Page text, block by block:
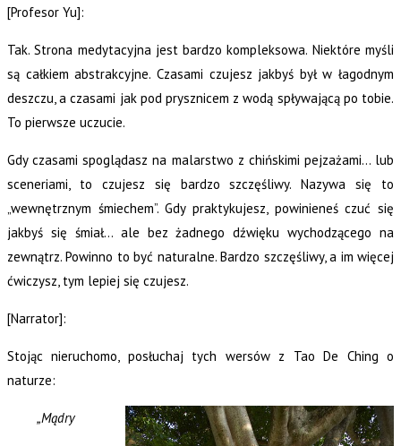
[Profesor Yu]:
Tak. Strona medytacyjna jest bardzo kompleksowa. Niektóre myśli
są całkiem abstrakcyjne. Czasami czujesz jakbyś był w łagodnym
deszczu, a czasami jak pod prysznicem z wodą spływającą po tobie.
To pierwsze uczucie.
Gdy czasami spoglądasz na malarstwo z chińskimi pejzażami… lub
sceneriami, to czujesz się bardzo szczęśliwy. Nazywa się to
„wewnętrznym śmiechem”. Gdy praktykujesz, powinieneś czuć się
jakbyś się śmiał… ale bez żadnego dźwięku wychodzącego na
zewnątrz. Powinno to być naturalne. Bardzo szczęśliwy, a im więcej
ćwiczysz, tym lepiej się czujesz.
[Narrator]:
Stojąc nieruchomo, posłuchaj tych wersów z Tao De Ching o
naturze:
„Mądry